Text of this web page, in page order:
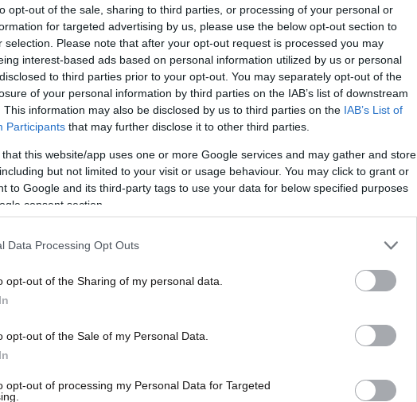
opt-out of the sale, sharing to third parties, or processing of your personal or
for targeted advertising by us, please use the below opt-out section to
selection. Please note that after your opt-out request is processed you may
interest-based ads based on personal information utilized by us or personal
to third parties prior to your opt-out. You may separately opt-out of the
of your personal information by third parties on the IAB’s list of downstream
This information may also be disclosed by us to third parties on the IAB’s List of
Participants that may further disclose it to other third parties.
that this website/app uses one or more Google services and may gather and store
but not limited to your visit or usage behaviour. You may click to grant or
to Google and its third-party tags to use your data for below specified purposes
consent section.
Data Processing Opt Outs
opt-out of the Sharing of my personal data.
opt-out of the Sale of my Personal Data.
opt-out of processing my Personal Data for Targeted